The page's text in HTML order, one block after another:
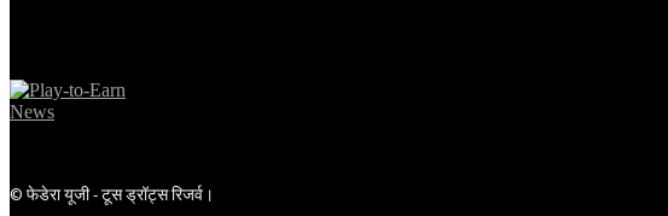
© फेडेरा यूजी - टूस ड्रॉट्स रिजर्व।